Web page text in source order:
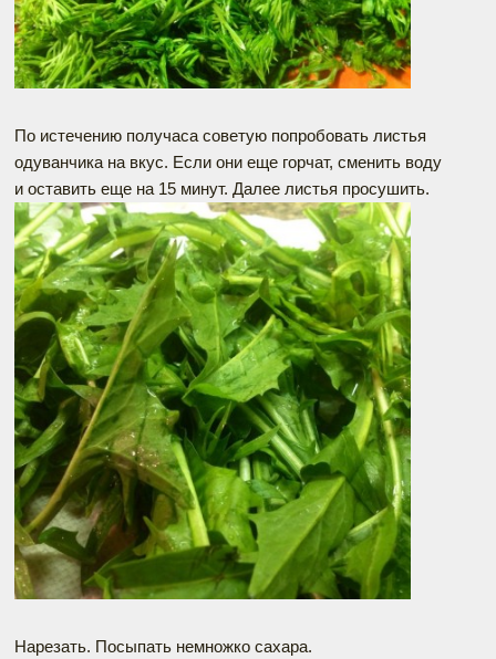
По истечению получаса советую попробовать листья
одуванчика на вкус. Если они еще горчат, сменить воду
и оставить еще на 15 минут. Далее листья просушить.
Нарезать. Посыпать немножко сахара.